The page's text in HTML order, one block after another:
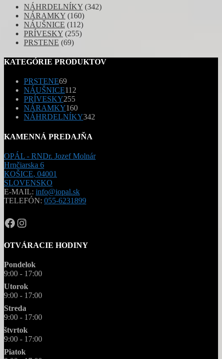
NÁHRDELNÍKY (342)
NÁRAMKY (160)
NÁUŠNICE (112)
PRÍVESKY (255)
PRSTENE (69)
KATEGÓRIE PRODUKTOV
PRSTENE6969
produktov
NÁUŠNICE112
PRÍVESKY255255
produktov
NÁRAMKY160160
produktov
NÁHRDELNÍKY342
KAMENNÁ PREDAJŇA
OPÁL - RNDr. Jozef Molnár
Hrnčiarska 6
KOŠICE, 04001
SLOVENSKO
E-MAIL: info@iopal.sk
TELEFÓN: 055-6231899
OPAL.drahokamy
opal.drahokamy
OTVÁRACIE HODINY
Pondelok
9:00 - 17:00
Utorok
9:00 - 17:00
Streda
9:00 - 17:00
štvrtok
9:00 - 17:00
Piatok